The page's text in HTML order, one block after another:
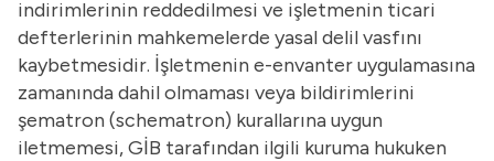
indirimlerinin reddedilmesi ve işletmenin ticari
defterlerinin mahkemelerde yasal delil vasfını
kaybetmesidir. İşletmenin e-envanter uygulamasına
zamanında dahil olmaması veya bildirimlerini
şematron (schematron) kurallarına uygun
iletmemesi, GİB tarafından ilgili kuruma hukuken